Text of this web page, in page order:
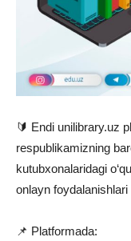
🔰 Endi unilibrary.uz
respublikamizning
kutubxonalaridagi
onlayn
📌 Platformada: